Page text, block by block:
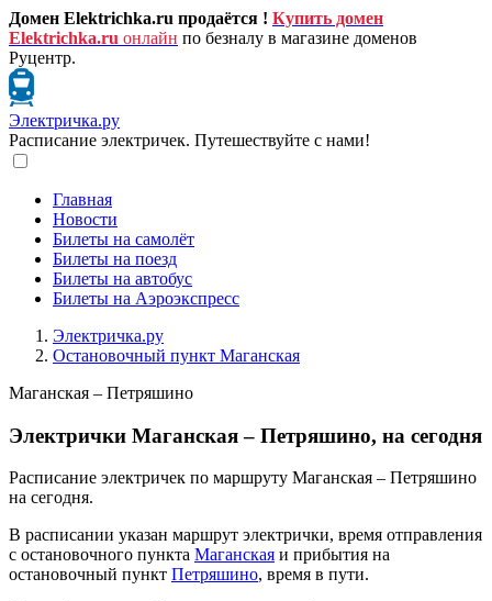
Домен Elektrichka.ru продаётся ! Купить домен
Elektrichka.ru онлайн по безналу в магазине доменов
Руцентр.
Электричка.ру
Расписание электричек. Путешествуйте с нами!
Главная
Новости
Билеты на самолёт
Билеты на поезд
Билеты на автобус
Билеты на Аэроэкспресс
Электричка.ру
Остановочный пункт Маганская
Маганская – Петряшино
Электрички Маганская – Петряшино, на сегодня
Расписание электричек по маршруту Маганская – Петряшино
на сегодня.
В расписании указан маршрут электрички, время отправления
с остановочного пункта Маганская и прибытия на
остановочный пункт Петряшино, время в пути.